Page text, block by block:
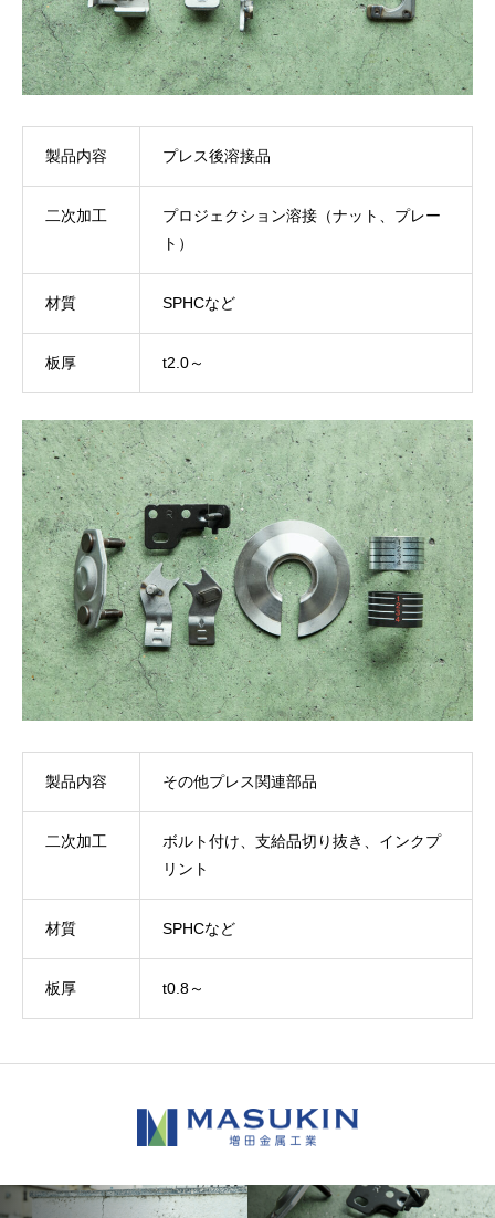
製品内容 プレス後溶接品
二次加工
プロジェクション溶接（ナット、プレー
ト）
材質 SPHCなど
板厚 t2.0～
製品内容 その他プレス関連部品
二次加工
ボルト付け、支給品切り抜き、インクプ
リント
材質 SPHCなど
板厚 t0.8～